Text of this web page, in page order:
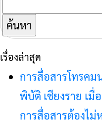
สำหรับ:
เรื่องล่าสุด
การสื่อสารโทรค
พิบัติ เชียงราย เ
การสื่อสารต้องไม่